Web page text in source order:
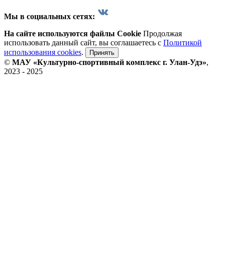
Мы в социальных сетях:
На сайте используются файлы Cookie Продолжая
использовать данный сайт, вы соглашаетесь с Политикой
использования cookies. Принять
© МАУ «Культурно-спортивный комплекс г. Улан-Удэ»,
2023 - 2025